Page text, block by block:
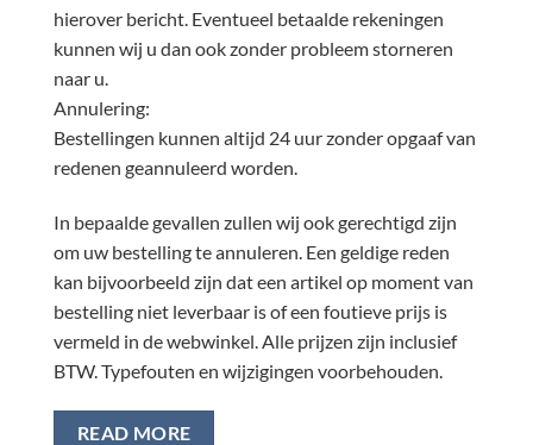
hierover bericht. Eventueel betaalde rekeningen
kunnen wij u dan ook zonder probleem storneren
naar u.
Annulering:
Bestellingen kunnen altijd 24 uur zonder opgaaf van
redenen geannuleerd worden.
In bepaalde gevallen zullen wij ook gerechtigd zijn
om uw bestelling te annuleren. Een geldige reden
kan bijvoorbeeld zijn dat een artikel op moment van
bestelling niet leverbaar is of een foutieve prijs is
vermeld in de webwinkel. Alle prijzen zijn inclusief
BTW. Typefouten en wijzigingen voorbehouden.
READ MORE